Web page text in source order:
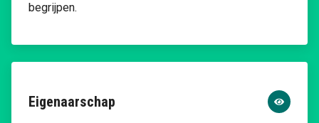
begrijpen.
Eigenaarschap